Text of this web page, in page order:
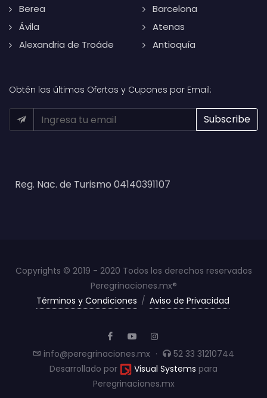
Berea
Ávila
Alexandria de Troáde
Barcelona
Atenas
Antioquía
Obtén las últimas Ofertas y Cupones por Email:
Reg. Nac. de Turismo 04140391107
Copyrights © 2019 - 2020 Todos los derechos reservados
Peregrinaciones.mx®
Términos y Condiciones / Aviso de Privacidad
info@peregrinaciones.mx ·
52 33 31210744
Desarrollado por
Visual Systems para
Peregrinaciones.mx